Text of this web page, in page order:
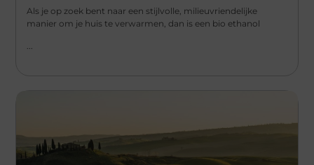
Als je op zoek bent naar een stijlvolle, milieuvriendelijke
manier om je huis te verwarmen, dan is een bio ethanol
...